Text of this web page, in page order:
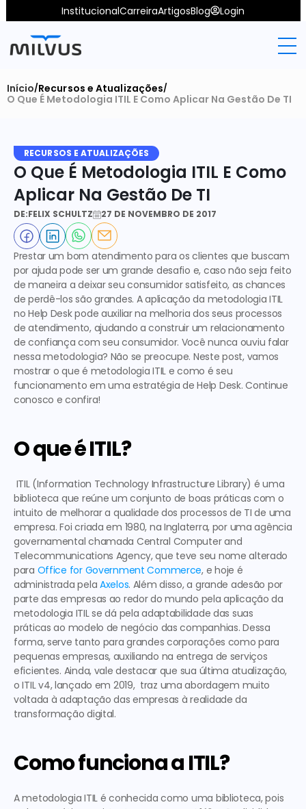
InstitucionalCarreiraArtigosBlog Login
Início/Recursos e Atualizações/
O Que É Metodologia ITIL E Como Aplicar Na Gestão De TI
RECURSOS E ATUALIZAÇÕES
O Que É Metodologia ITIL E Como
Aplicar Na Gestão De TI
DE:FELIX SCHULTZ 27 DE NOVEMBRO DE 2017
Prestar um bom atendimento para os clientes que buscam
por ajuda pode ser um grande desafio e, caso não seja feito
de maneira a deixar seu consumidor satisfeito, as chances
de perdê-los são grandes. A aplicação da metodologia ITIL
no Help Desk pode auxiliar na melhoria dos seus processos
de atendimento, ajudando a construir um relacionamento
de confiança com seu consumidor. Você nunca ouviu falar
nessa metodologia? Não se preocupe. Neste post, vamos
mostrar o que é metodologia ITIL e como é seu
funcionamento em uma estratégia de Help Desk. Continue
conosco e confira!
O que é ITIL?
biblioteca que reúne um conjunto de boas práticas com o
intuito de melhorar a qualidade dos processos de TI de uma
empresa. Foi criada em 1980, na Inglaterra, por uma agência
governamental chamada Central Computer and
Telecommunications Agency, que teve seu nome alterado
para Office for Government Commerce, e hoje é
administrada pela Axelos. Além disso, a grande adesão por
metodologia ITIL se dá pela adaptabilidade das suas
práticas ao modelo de negócio das companhias. Dessa
forma, serve tanto para grandes corporações como para
pequenas empresas, auxiliando na entrega de serviços
eficientes. Ainda, vale destacar que sua última atualização,
o ITIL v4, lançado em 2019,  traz uma abordagem muito
voltada à adaptação das empresas à realidade da
transformação digital.
Como funciona a ITIL?
A metodologia ITIL é conhecida como uma biblioteca, pois